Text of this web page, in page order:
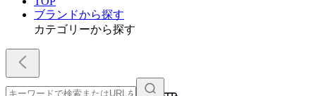
ブランドから探す
カテゴリーから探す